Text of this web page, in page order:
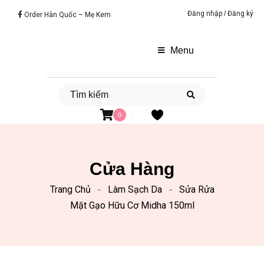
Order Hàn Quốc – Mẹ Kem Đăng nhập /Đăng ký
Menu
0
Cửa Hàng
Trang Chủ Làm Sạch Da
Sửa Rửa
Mặt Gạo Hữu Cơ Midha 150ml